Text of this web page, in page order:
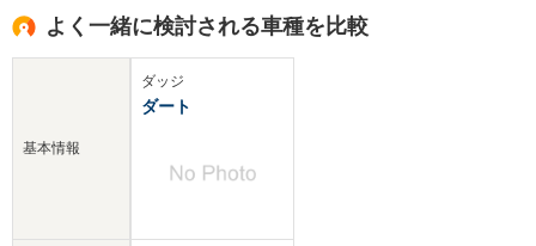
よく一緒に検討される車種を比較
基本情報
ダッジ
ダート